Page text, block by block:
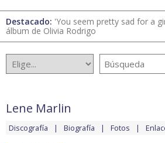
Destacado: 'You seem pretty sad for a
álbum de Olivia Rodrigo
Lene Marlin
Discografía Biografía Fotos